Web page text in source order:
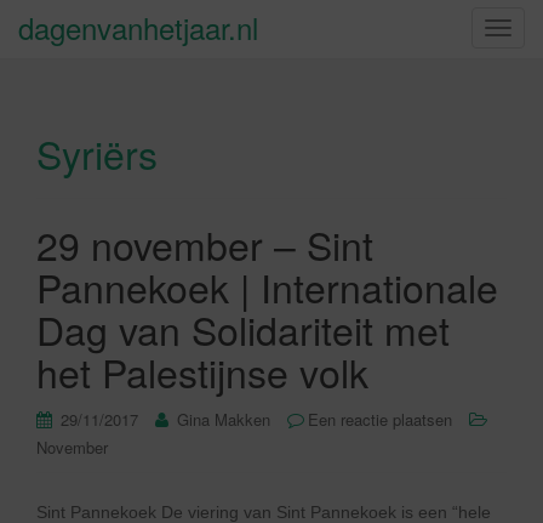
S
dagenvanhetjaar.nl
Syriërs
29 november – Sint
Pannekoek | Internationale
Dag van Solidariteit met
het Palestijnse volk
29/11/2017 Gina Makken
Een reactie plaatsen
November
Sint Pannekoek De viering van Sint Pannekoek is een “hele